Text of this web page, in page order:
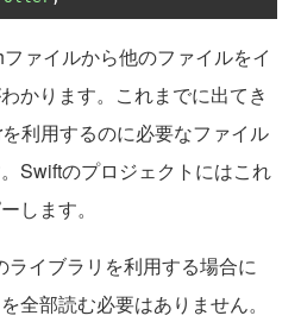
ァイルから他のファイルをイ
かります。これまでに出てき
利用するのに必要なファイル
Swiftのプロジェクトにはこれ
します。
イブラリを利用する場合に
全部読む必要はありません。